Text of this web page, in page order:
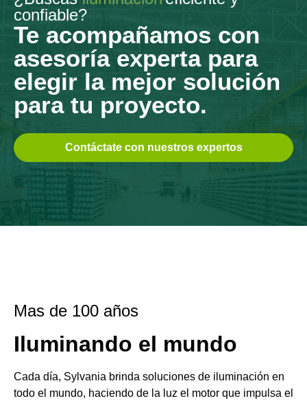
confiable?
Te acompañamos con
asesoría experta para
elegir la mejor solución
para tu proyecto.
Contáctate con nuestros expertos
Mas de 100 años
Iluminando el mundo
Cada día, Sylvania brinda soluciones de iluminación en
todo el mundo, haciendo de la luz el motor que impulsa el